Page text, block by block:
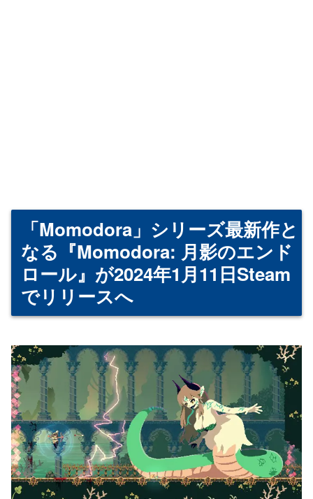
「Momodora」シリーズ最新作と
なる『Momodora: 月影のエンド
ロール』が2024年1月11日Steam
でリリースへ